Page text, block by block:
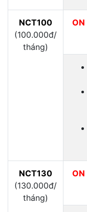
NCT100
(100.000đ/
tháng)
ON
NCT130
(130.000đ/
tháng)
ON